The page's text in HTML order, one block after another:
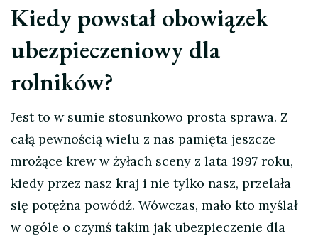
Kiedy powstał obowiązek
ubezpieczeniowy dla
rolników?
Jest to w sumie stosunkowo prosta sprawa. Z
całą pewnością wielu z nas pamięta jeszcze
mrożące krew w żyłach sceny z lata 1997 roku,
kiedy przez nasz kraj i nie tylko nasz, przelała
się potężna powódź. Wówczas, mało kto myślał
w ogóle o czymś takim jak ubezpieczenie dla